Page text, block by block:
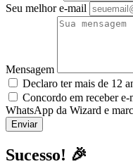
Seu melhor e-mail
Mensagem
Declaro ter mais de 12
Concordo em receber e-
WhatsApp da Wizard e
Sucesso! 🎉